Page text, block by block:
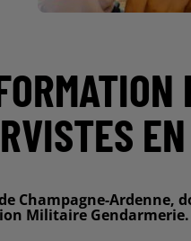
Champagne-
Militaire Gendarmerie.